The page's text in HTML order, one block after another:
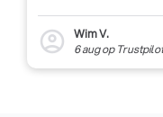
account_circle
Wim V.
6 augop Trustpilot